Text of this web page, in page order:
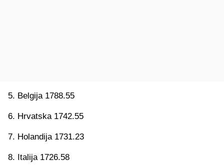
5. Belgija 1788.55
6. Hrvatska 1742.55
7. Holandija 1731.23
8. Italija 1726.58